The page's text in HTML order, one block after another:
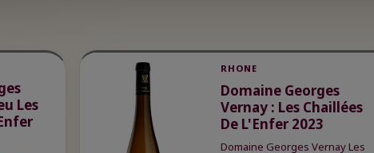
Les
RHONE
Domaine Georges
Vernay : Les Chaillées
De L'Enfer 2023
Domaine Georges Vernay Les